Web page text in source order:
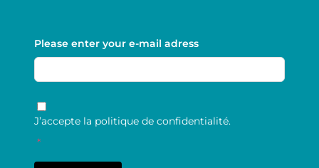
Please enter your e-mail adress
RGPD
J’accepte la politique de confidentialité.
*